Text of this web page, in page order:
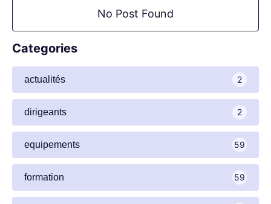
No Post Found
Categories
actualités 2
dirigeants 2
equipements 59
formation 59